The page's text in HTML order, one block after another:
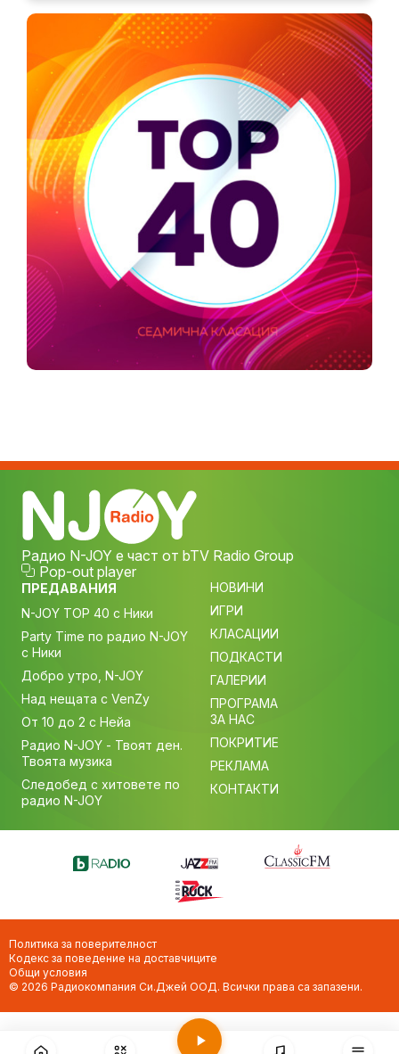
Радио N-JOY е част от bTV Radio Group
Pop-out player
ПРЕДАВАНИЯ
N-JOY TOP 40 с Ники
Party Time по радио N-JOY
с Ники
Добро утро, N-JOY
Над нещата с VenZy
От 10 до 2 с Нейа
Радио N-JOY - Твоят ден.
Твоята музика
Следобед с хитовете по
радио N-JOY
НОВИНИ
ИГРИ
КЛАСАЦИИ
ПОДКАСТИ
ГАЛЕРИИ
ПРОГРАМА
ЗА НАС
ПОКРИТИЕ
РЕКЛАМА
КОНТАКТИ
Политика за поверителност
Кодекс за поведение на доставчиците
Общи условия
© 2026 Радиокомпания Си.Джей ООД. Всички права са запазени.